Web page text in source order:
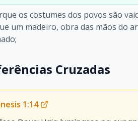
os costumes dos povos são
um madeiro, obra das mãos do
Cruzadas
1:14